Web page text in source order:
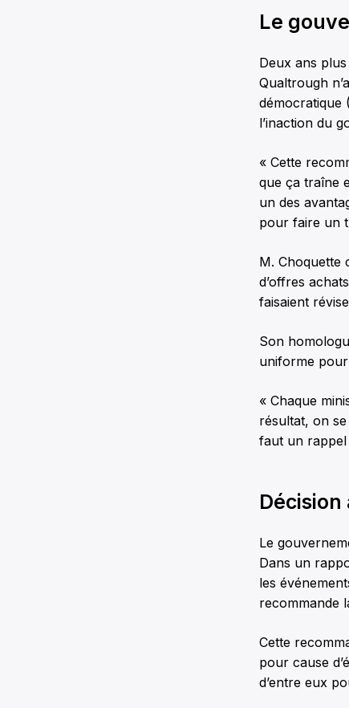
Le
Deux ans
Qualtrough
démocratique
l’inaction du
« Cette
que ça traîne
un des
pour faire un
M. Choquette
d’offres
faisaient
Son
uniforme
« Chaque
résultat, on
faut un rappel
Le
Dans un
les
recommande
Cette
pour cause
d’entre eux